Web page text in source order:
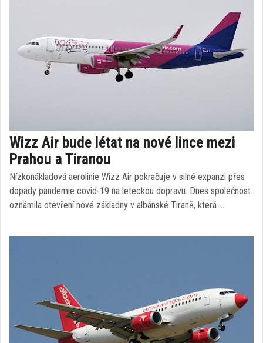
Wizz Air bude létat na nové lince mezi
Prahou a Tiranou
Nízkonákladová aerolinie Wizz Air pokračuje v silné expanzi přes
dopady pandemie covid-19 na leteckou dopravu. Dnes společnost
oznámila otevření nové základny v albánské Tiraně, která …